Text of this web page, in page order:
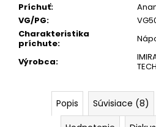
Príchuť:
VG/PG:
Charakteristika
príchute:
Výrobca:
Popis Súvisiace (8)